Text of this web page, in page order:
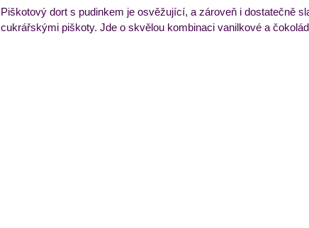
Piškotový dort s pudinkem je osvěžující, a zároveň i dostatečně
cukrářskými piškoty. Jde o skvělou kombinaci vanilkové a